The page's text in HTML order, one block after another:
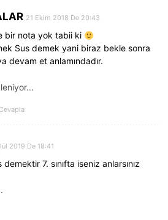
21 Ekim 2018 De 20:43
bir nota yok tabii ki
Sus demek yani biraz bekle sonra
devam et anlamındadır.
2019 De 18:41
7. sınıfta iseniz anlarsınız